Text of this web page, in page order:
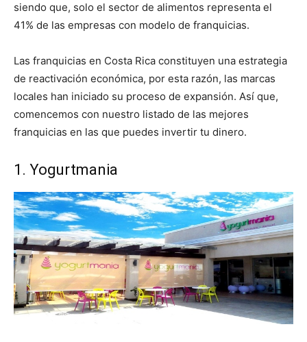
siendo que, solo el sector de alimentos representa el
41% de las empresas con modelo de franquicias.
Las franquicias en Costa Rica constituyen una estrategia
de reactivación económica, por esta razón, las marcas
locales han iniciado su proceso de expansión. Así que,
comencemos con nuestro listado de las mejores
franquicias en las que puedes invertir tu dinero.
1. Yogurtmania